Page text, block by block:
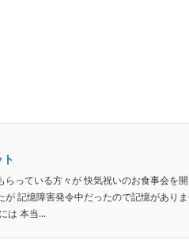
らっている方々が 快気祝いのお食事会を
が 記憶障害発令中だったので記憶があり
は 本当...